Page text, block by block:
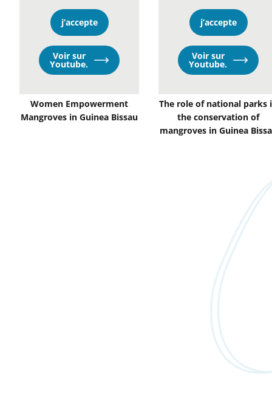
j’accepte
Voir sur
Youtube.Opens
in
Women Empowerment
Mangroves in Guinea Bissau
j’accepte
Voir sur
Youtube.Opens
in
window
The role of national parks
the conservation of
mangroves in Guinea